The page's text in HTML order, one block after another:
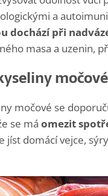
a
dochází při
masa a uzenin,
močové
močové se
se má omezit
jíst domácí vejce,